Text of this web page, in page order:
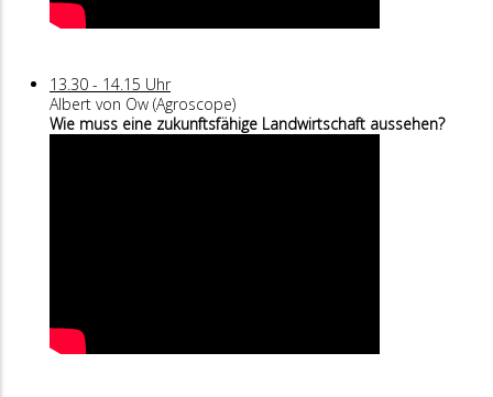
13.30 - 14.15 Uhr
Albert von Ow (Agroscope)
Wie muss eine zukunftsfähige Landwirtschaft aussehen?